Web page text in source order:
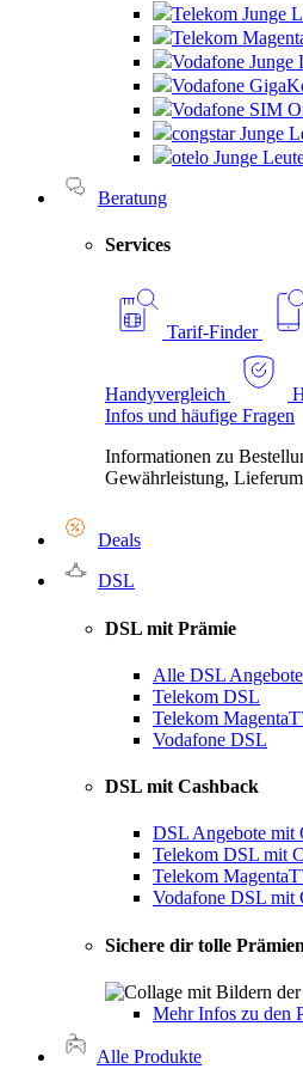
Telekom Junge
Telekom
Vodafone Junge
Vodafone
Vodafone SIM
congstar Junge
otelo Junge
Beratung
Services
Tarif-Finder
Handyvergleich
Infos und häufige Fragen
Informationen zu
Gewährleistung,
Deals
DSL
DSL mit Prämie
Alle DSL Angebote
Telekom DSL
Telekom
Vodafone DSL
DSL mit Cashback
DSL Angebote mit
Telekom DSL mit
Telekom
Vodafone DSL mit
Sichere dir tolle
Mehr Infos zu den
Alle Produkte